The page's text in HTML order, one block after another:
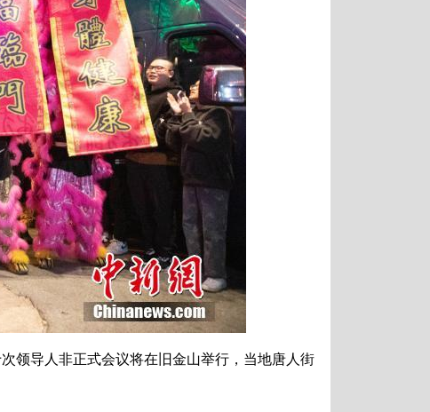
领导人非正式会议将在旧金山举行，当地唐人街